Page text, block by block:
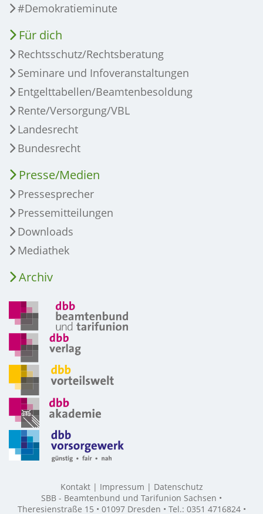
#Demokratieminute
Für dich
Rechtsschutz/Rechtsberatung
Seminare und Infoveranstaltungen
Entgelttabellen/Beamtenbesoldung
Rente/Versorgung/VBL
Landesrecht
Bundesrecht
Presse/Medien
Pressesprecher
Pressemitteilungen
Downloads
Mediathek
Archiv
Kontakt Impressum
Datenschutz
SBB - Beamtenbund und Tarifunion Sachsen •
Theresienstraße 15 • 01097 Dresden • Tel.: 0351 4716824 •